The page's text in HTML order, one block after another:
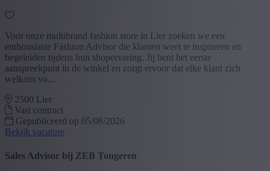
Voor onze multibrand fashion store in Lier zoeken we een
enthousiaste Fashion Advisor die klanten weet te inspireren en
begeleiden tijdens hun shopervaring. Jij bent het eerste
aanspreekpunt in de winkel en zorgt ervoor dat elke klant zich
welkom vo...
2500 Lier
Vast contract
Gepubliceerd op 05/08/2026
Bekijk vacature
Sales Advisor bij ZEB Tongeren